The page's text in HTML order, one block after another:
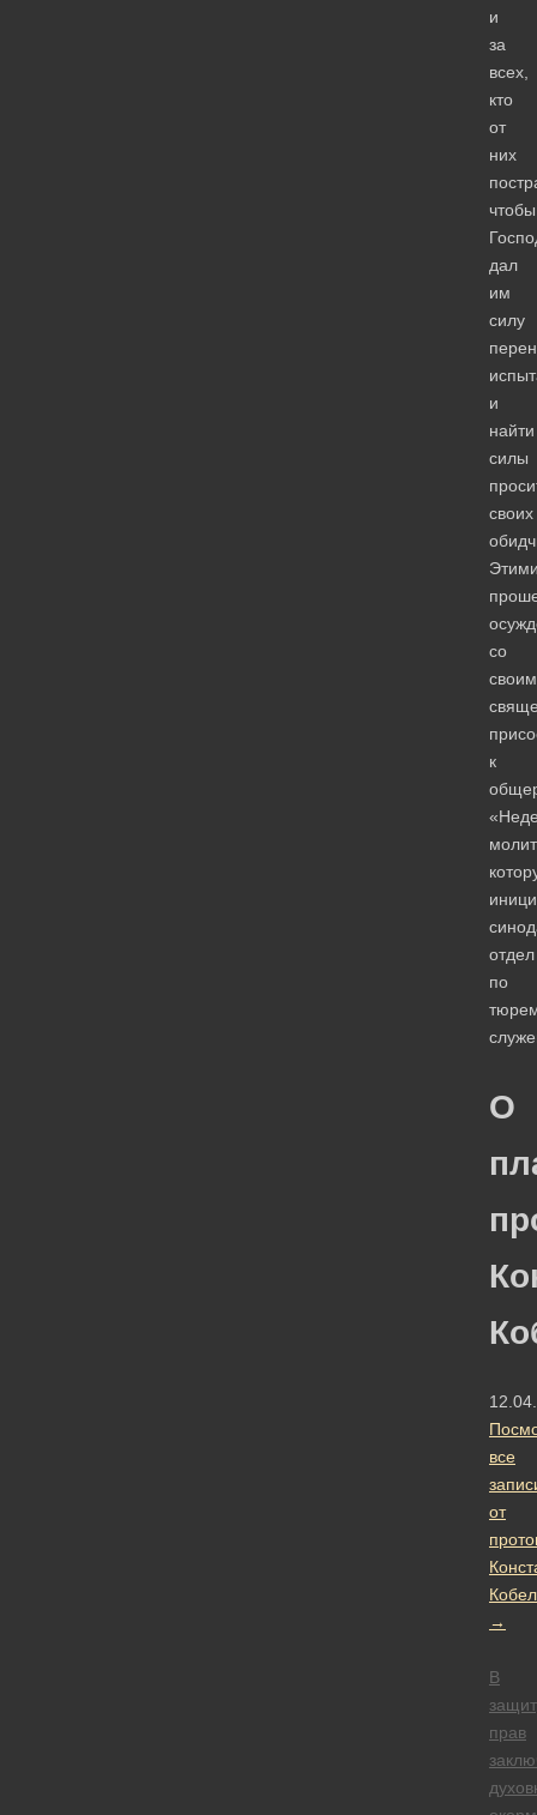
и
за
всех,
кто
от
них
чтобы
дал
им
силу
и
найти
силы
своих
со
своим
к
отдел
по
О
все
от
→
В
прав